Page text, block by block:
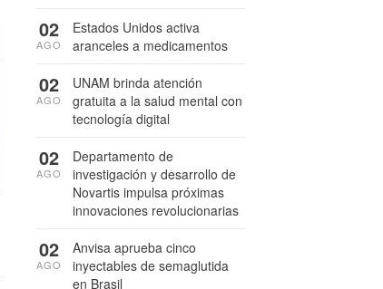
Estados Unidos activa
aranceles a medicamentos
02
AGO
UNAM brinda atención
gratuita a la salud mental con
tecnología digital
02
AGO
Departamento de
investigación y desarrollo de
Novartis impulsa próximas
innovaciones revolucionarias
02
AGO
Anvisa aprueba cinco
inyectables de semaglutida
en Brasil
02
AGO